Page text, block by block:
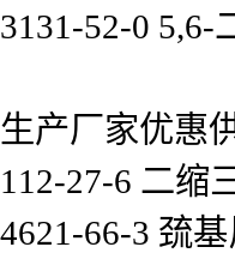
3131-52-0 5,6-
生产厂家优惠
112-27-6 二缩
4621-66-3 巯